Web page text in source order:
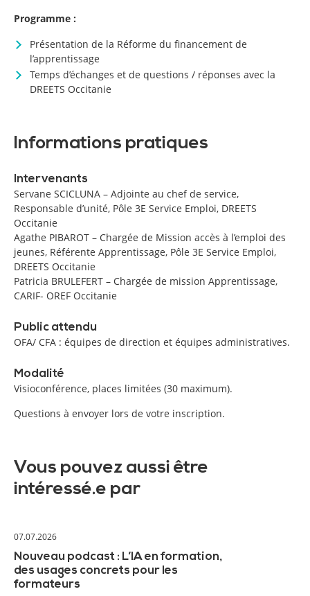
Programme :
Présentation de la Réforme du financement de
l’apprentissage
Temps d’échanges et de questions / réponses avec la
DREETS Occitanie
Informations pratiques
Intervenants
Servane SCICLUNA – Adjointe au chef de service,
Responsable d’unité, Pôle 3E Service Emploi, DREETS
Occitanie
Agathe PIBAROT – Chargée de Mission accès à l’emploi des
jeunes, Référente Apprentissage, Pôle 3E Service Emploi,
DREETS Occitanie
Patricia BRULEFERT – Chargée de mission Apprentissage,
CARIF- OREF Occitanie
Public attendu
OFA/ CFA : équipes de direction et équipes administratives.
Modalité
Visioconférence, places limitées (30 maximum).
Questions à envoyer lors de votre inscription.
Vous pouvez aussi être
intéressé.e par
07.07.2026
Nouveau podcast : L’IA en formation,
des usages concrets pour les
formateurs